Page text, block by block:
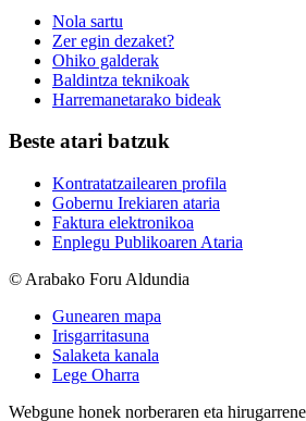
Nola sartu
Zer egin dezaket?
Ohiko galderak
Baldintza teknikoak
Harremanetarako bideak
Beste atari batzuk
Kontratatzailearen profila
Gobernu Irekiaren ataria
Faktura elektronikoa
Enplegu Publikoaren Ataria
© Arabako Foru Aldundia
Gunearen mapa
Irisgarritasuna
Salaketa kanala
Lege Oharra
Webgune honek norberaren eta